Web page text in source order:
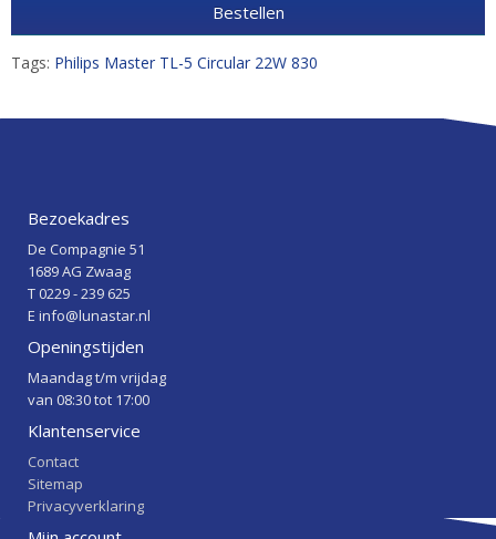
Bestellen
Tags: Philips Master TL-5 Circular 22W 830
Bezoekadres
De Compagnie 51
1689 AG Zwaag
T 0229 - 239 625
E info@lunastar.nl
Openingstijden
Maandag t/m vrijdag
van 08:30 tot 17:00
Klantenservice
Contact
Sitemap
Privacyverklaring